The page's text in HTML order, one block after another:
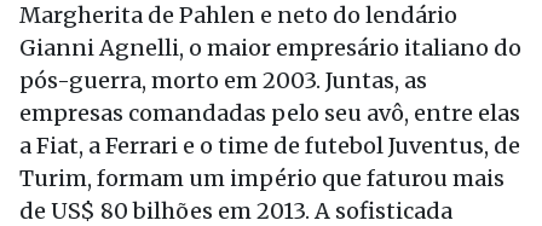
Margherita de Pahlen e neto do lendário
Gianni Agnelli, o maior empresário italiano do
pós-guerra, morto em 2003. Juntas, as
empresas comandadas pelo seu avô, entre elas
a Fiat, a Ferrari e o time de futebol Juventus, de
Turim, formam um império que faturou mais
de US$ 80 bilhões em 2013. A sofisticada